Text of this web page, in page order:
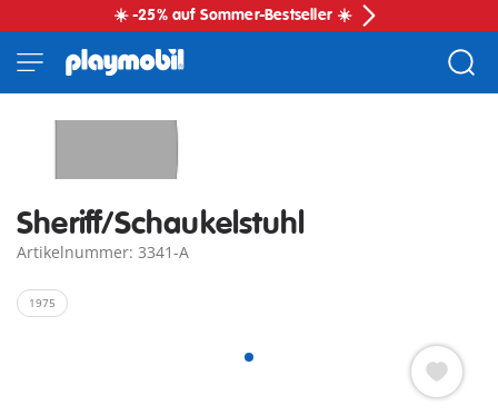
☀️ -25% auf Sommer-Bestseller ☀️
Sheriff/Schaukelstuhl
Artikelnummer: 3341-A
1975